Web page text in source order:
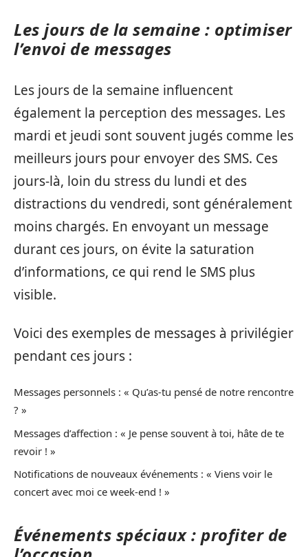
Les jours de la semaine : optimiser
l’envoi de messages
Les jours de la semaine influencent
également la perception des messages. Les
mardi et jeudi sont souvent jugés comme les
meilleurs jours pour envoyer des SMS. Ces
jours-là, loin du stress du lundi et des
distractions du vendredi, sont généralement
moins chargés. En envoyant un message
durant ces jours, on évite la saturation
d’informations, ce qui rend le SMS plus
visible.
Voici des exemples de messages à privilégier
pendant ces jours :
Messages personnels : « Qu’as-tu pensé de notre rencontre
? »
Messages d’affection : « Je pense souvent à toi, hâte de te
revoir ! »
Notifications de nouveaux événements : « Viens voir le
concert avec moi ce week-end ! »
Événements spéciaux : profiter de